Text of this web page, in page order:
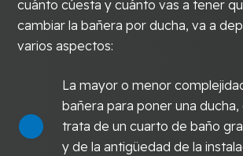
cuánto cúesta y cuánto vas a tener
cambiar la bañera por ducha, va a
varios aspectos:
La mayor o menor
bañera para poner una ducha,
trata de un cuarto de baño
y de la antigüedad de la